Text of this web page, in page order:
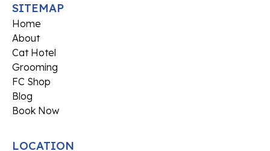
SITEMAP
Home
About
Cat Hotel
Grooming
FC Shop
Blog
Book Now
LOCATION